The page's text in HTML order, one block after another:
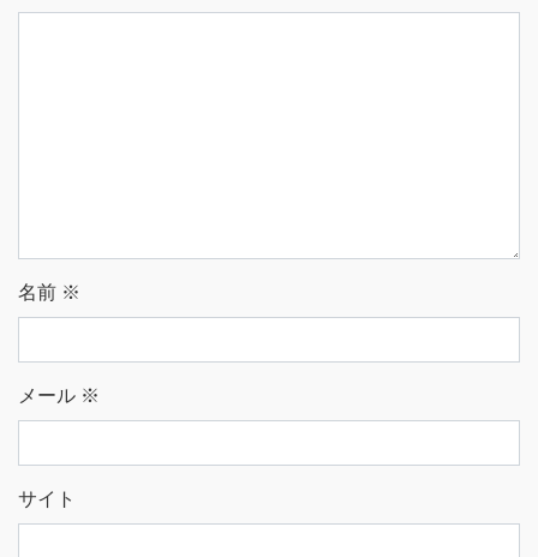
名前 ※
メール ※
サイト